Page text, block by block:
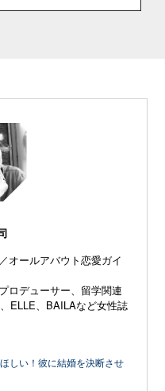
オールアバウト恋愛ガイ
ロデューサー、留学関連
ELLE、 BAILAなど女性誌
しい！彼に結婚を決断させ